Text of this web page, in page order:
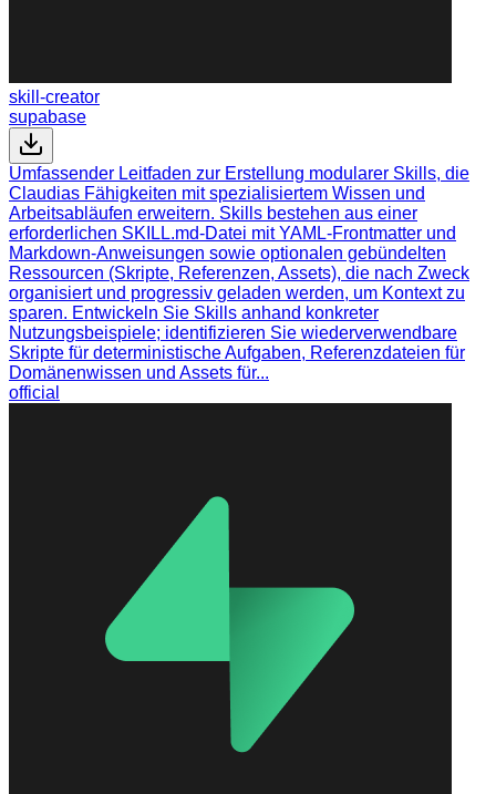
skill-creator
supabase
Umfassender Leitfaden zur Erstellung modularer Skills, die
Claudias Fähigkeiten mit spezialisiertem Wissen und
Arbeitsabläufen erweitern. Skills bestehen aus einer
erforderlichen SKILL.md-Datei mit YAML-Frontmatter und
Markdown-Anweisungen sowie optionalen gebündelten
Ressourcen (Skripte, Referenzen, Assets), die nach Zweck
organisiert und progressiv geladen werden, um Kontext zu
sparen. Entwickeln Sie Skills anhand konkreter
Nutzungsbeispiele; identifizieren Sie wiederverwendbare
Skripte für deterministische Aufgaben, Referenzdateien für
Domänenwissen und Assets für...
official